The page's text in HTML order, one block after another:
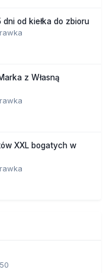
od kiełka do zbioru
z Własną
XXL bogatych w